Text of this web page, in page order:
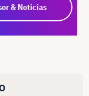
& Noticias